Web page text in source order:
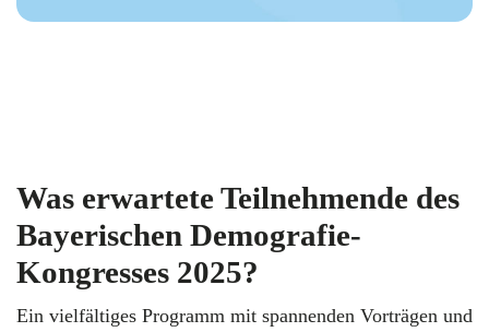
Was erwartete Teilnehmende des
Bayerischen Demografie-
Kongresses 2025?
Ein vielfältiges Programm mit spannenden Vorträgen und